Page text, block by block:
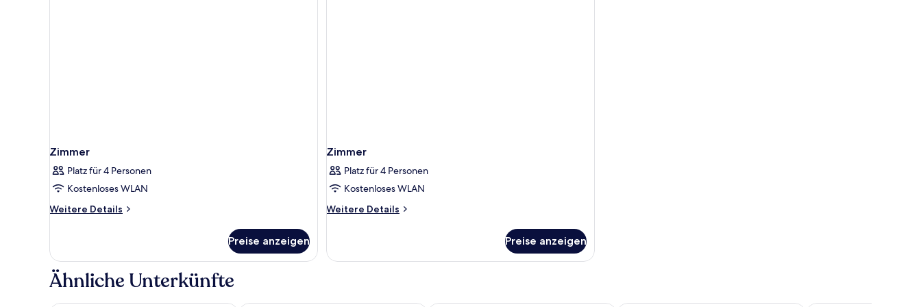
Zimmer
Platz für 4 Personen
Kostenloses WLAN
Weitere Details
Weitere
Preise anzeigen
Zimmer
Platz für 4 Personen
Kostenloses WLAN
Weitere Details
Weitere
Preise anzeigen
Ähnliche Unterkünfte